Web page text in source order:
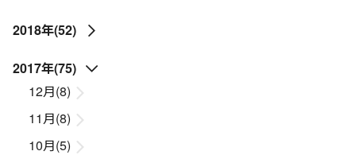
2018年(52)
2017年(75)
12月(8)
11月(8)
10月(5)